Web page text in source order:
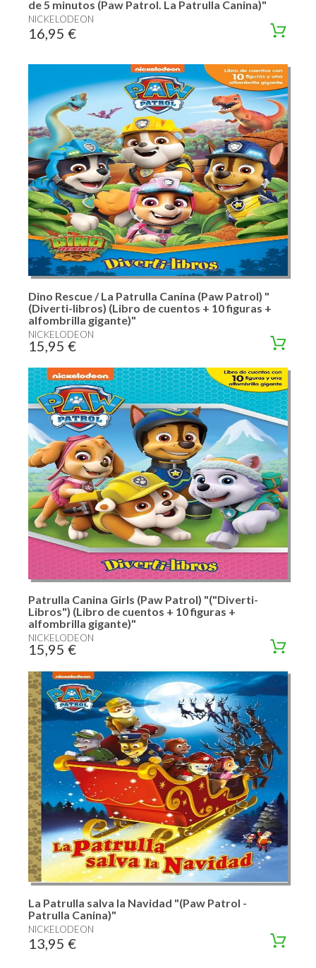
de 5 minutos (Paw Patrol. La Patrulla Canina)"
NICKELODEON
16,95 €
Dino Rescue / La Patrulla Canina (Paw Patrol) "
(Diverti-libros) (Libro de cuentos + 10 figuras +
alfombrilla gigante)"
NICKELODEON
15,95 €
Patrulla Canina Girls (Paw Patrol) "("Diverti-
Libros") (Libro de cuentos + 10 figuras +
alfombrilla gigante)"
NICKELODEON
15,95 €
La Patrulla salva la Navidad "(Paw Patrol -
Patrulla Canina)"
NICKELODEON
13,95 €